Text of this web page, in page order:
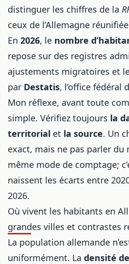
distinguer les chiffres de la
ceux de l’Allemagne
En 2026, le nombre
repose sur des registres
ajustements migratoires et
par Destatis, l’office fédéral
Mon réflexe, avant toute
simple. Vérifiez toujours la
territorial et la source. Un
exact, mais ne pas parler du
même mode de comptage;
naissent les écarts entre
2026.
Où vivent les habitants en
grandes villes et contrastes
La population allemande
uniformément. La densité